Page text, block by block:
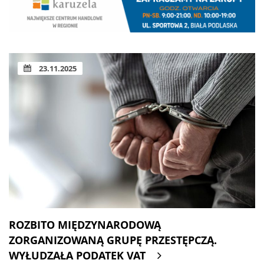
23.11.2025
ROZBITO MIĘDZYNARODOWĄ
ZORGANIZOWANĄ GRUPĘ PRZESTĘPCZĄ.
WYŁUDZAŁA PODATEK VAT